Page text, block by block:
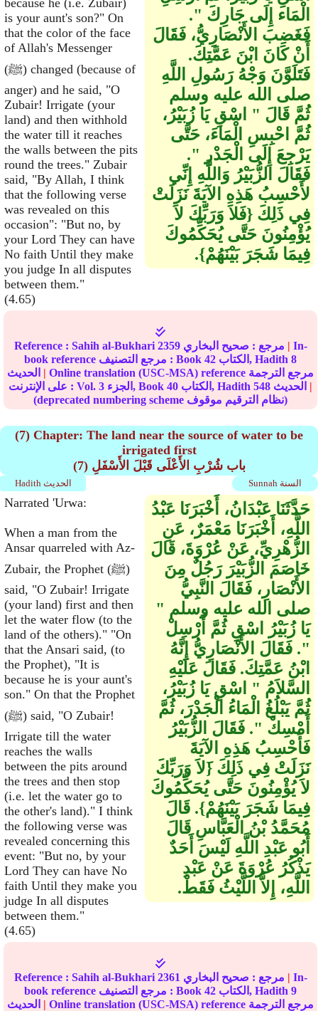
because he (i.e. Zubair)
is your aunt's son?" On
that the color of the face
of Allah's Messenger
(ﷺ) changed (because of
anger) and he said, "O
Zubair! Irrigate (your
land) and then withhold
the water till it reaches
the walls between the pits
round the trees." Zubair
said, "By Allah, I think
that the following verse
was revealed on this
occasion": "But no, by
your Lord They can have
No faith Until they make
you judge In all disputes
between them."
(4.65)
الْمَاء إِلَى جَارِكَ ‏"‏‏.‏
فَغَضِبَ الأَنْصَارِيُّ، فَقَالَ
أَنْ كَانَ ابْنَ عَمَّتِكَ‏.‏
فَتَلَوَّنَ وَجْهُ رَسُولِ اللَّهِ
صلى الله عليه وسلم
ثُمَّ قَالَ ‏"‏ اسْقِ يَا زُبَيْرُ،
ثُمَّ احْبِسِ الْمَاءَ، حَتَّى
يَرْجِعَ إِلَى الْجَدْرِ ‏"‏‏.‏
فَقَالَ الزُّبَيْرُ وَاللَّهِ إِنِّي
لأَحْسِبُ هَذِهِ الآيَةَ نَزَلَتْ
فِي ذَلِكَ ‏{‏فَلاَ وَرَبِّكَ لاَ
يُؤْمِنُونَ حَتَّى يُحَكِّمُوكَ
فِيمَا شَجَرَ بَيْنَهُمْ‏}‏‏.‏
Reference : Sahih al-Bukhari 2359 مرجع : صحيح البخاري | In-
book reference مرجع التصنيف : Book 42 الكتاب, Hadith 8
| Online translation (USC-MSA) reference مرجع الترجمة
على الإنترنت : Vol. 3 الجزء, Book 40 الكتاب, Hadith 548
|
(deprecated numbering scheme نظام الترقيم موقوف)
(7) Chapter: The land near the source of water to be
irrigated first
(7) باب شُرْبِ الأَعْلَى قَبْلَ الأَسْفَلِ
Sunnah السنة Hadith الحديث
Narrated 'Urwa:
When a man from the
Ansar quarreled with Az-
Zubair, the Prophet (ﷺ)
said, "O Zubair! Irrigate
(your land) first and then
let the water flow (to the
land of the others)." "On
that the Ansari said, (to
the Prophet), "It is
because he is your aunt's
son." On that the Prophet
(ﷺ) said, "O Zubair!
Irrigate till the water
reaches the walls
between the pits around
the trees and then stop
(i.e. let the water go to
the other's land)." I think
the following verse was
revealed concerning this
event: "But no, by your
Lord They can have No
faith Until they make you
judge In all disputes
between them."
(4.65)
حَدَّثَنَا عَبْدَانُ، أَخْبَرَنَا عَبْدُ
اللَّهِ، أَخْبَرَنَا مَعْمَرٌ، عَنِ
الزُّهْرِيِّ، عَنْ عُرْوَةَ، قَالَ
خَاصَمَ الزُّبَيْرَ رَجُلٌ مِنَ
الأَنْصَارِ، فَقَالَ النَّبِيُّ
صلى الله عليه وسلم ‏"‏
يَا زُبَيْرُ اسْقِ ثُمَّ أَرْسِلْ
‏"‏‏.‏ فَقَالَ الأَنْصَارِيُّ إِنَّهُ
ابْنُ عَمَّتِكَ‏.‏ فَقَالَ عَلَيْهِ
السَّلاَمُ ‏"‏ اسْقِ يَا زُبَيْرُ،
ثُمَّ يَبْلُغُ الْمَاءُ الْجَدْرَ، ثُمَّ
أَمْسِكْ ‏"‏‏.‏ فَقَالَ الزُّبَيْرُ
فَأَحْسِبُ هَذِهِ الآيَةَ
نَزَلَتْ فِي ذَلِكَ ‏{‏َلاَ وَرَبِّكَ
لاَ يُؤْمِنُونَ حَتَّى يُحَكِّمُوكَ
فِيمَا شَجَرَ بَيْنَهُمْ‏}‏‏.‏ قَالَ
مُحَمَّدُ بْنُ الْعَبَّاسِ قَالَ
أَبُو عَبْدِ اللَّهِ لَيْسَ أَحَدٌ
يَذْكُرُ عُرْوَةَ عَنْ عَبْدِ
اللَّهِ، إِلاَّ اللَّيْثُ فَقَطْ‏.‏
Reference : Sahih al-Bukhari 2361 مرجع : صحيح البخاري | In-
book reference مرجع التصنيف : Book 42 الكتاب, Hadith 9
| Online translation (USC-MSA) reference مرجع الترجمة